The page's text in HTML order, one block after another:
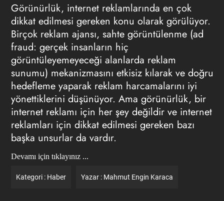
Görünürlük, internet reklamlarında en çok
dikkat edilmesi gereken konu olarak görülüyor.
Birçok reklam ajansı, sahte görüntülenme (ad
fraud: gerçek insanların hiç
görüntüleyemeyeceği alanlarda reklam
sunumu) mekanizmasını etkisiz kılarak ve doğru
hedefleme yaparak reklam harcamalarını iyi
yönettiklerini düşünüyor. Ama görünürlük, bir
internet reklamı için her şey değildir ve internet
reklamları için dikkat edilmesi gereken bazı
başka unsurlar da vardır.
Devamı için tıklayınız ...
Kategori : Haber Yazar : Mahmut Engin Karaca